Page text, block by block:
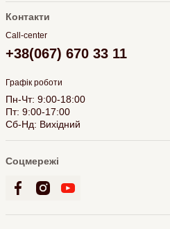
Контакти
Call-center
+38(067) 670 33 11
Графік роботи
Пн-Чт: 9:00-18:00
Пт: 9:00-17:00
Сб-Нд: Вихідний
Соцмережі